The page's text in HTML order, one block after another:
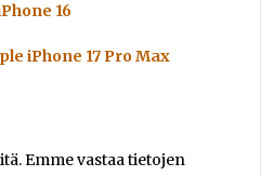
16
iPhone 17 Pro Max
Emme vastaa tietojen